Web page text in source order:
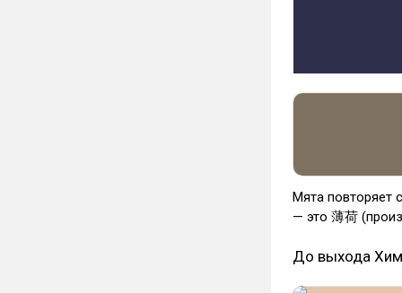
Мята повторяет
— это 薄荷
До выхода